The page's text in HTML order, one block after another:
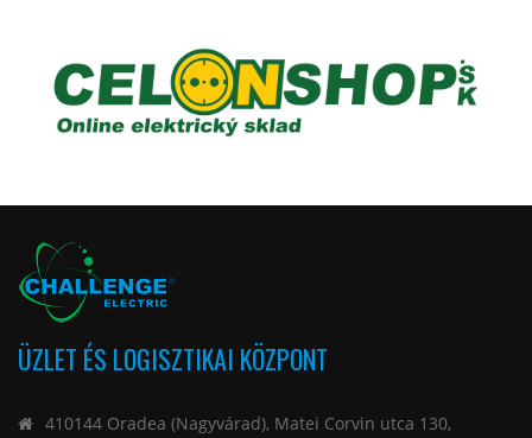
ÜZLET ÉS LOGISZTIKAI KÖZPONT
410144 Oradea (Nagyvárad), Matei Corvin utca 130,